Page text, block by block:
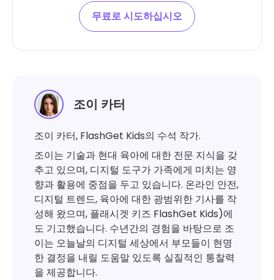
무료로 시도하십시오
조이 카터
조이 카터, FlashGet Kids의 수석 작가.
조이는 기술과 현대 육아에 대한 전문 지식을 갖
추고 있으며, 디지털 도구가 가족에게 미치는 영
향과 활용에 중점을 두고 있습니다. 온라인 안전,
디지털 트렌드, 육아에 대한 광범위한 기사를 작
성해 왔으며, 플래시겟 키즈 FlashGet Kids)에
도 기고했습니다. 수년간의 경험을 바탕으로 조
이는 오늘날의 디지털 세상에서 부모들이 현명
한 결정을 내릴 도움말 있도록 실질적인 통찰력
을 제공합니다.